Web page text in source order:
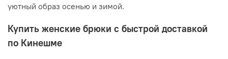
уютный образ осенью и зимой.
Купить женские брюки с быстрой доставкой
по Кинешме